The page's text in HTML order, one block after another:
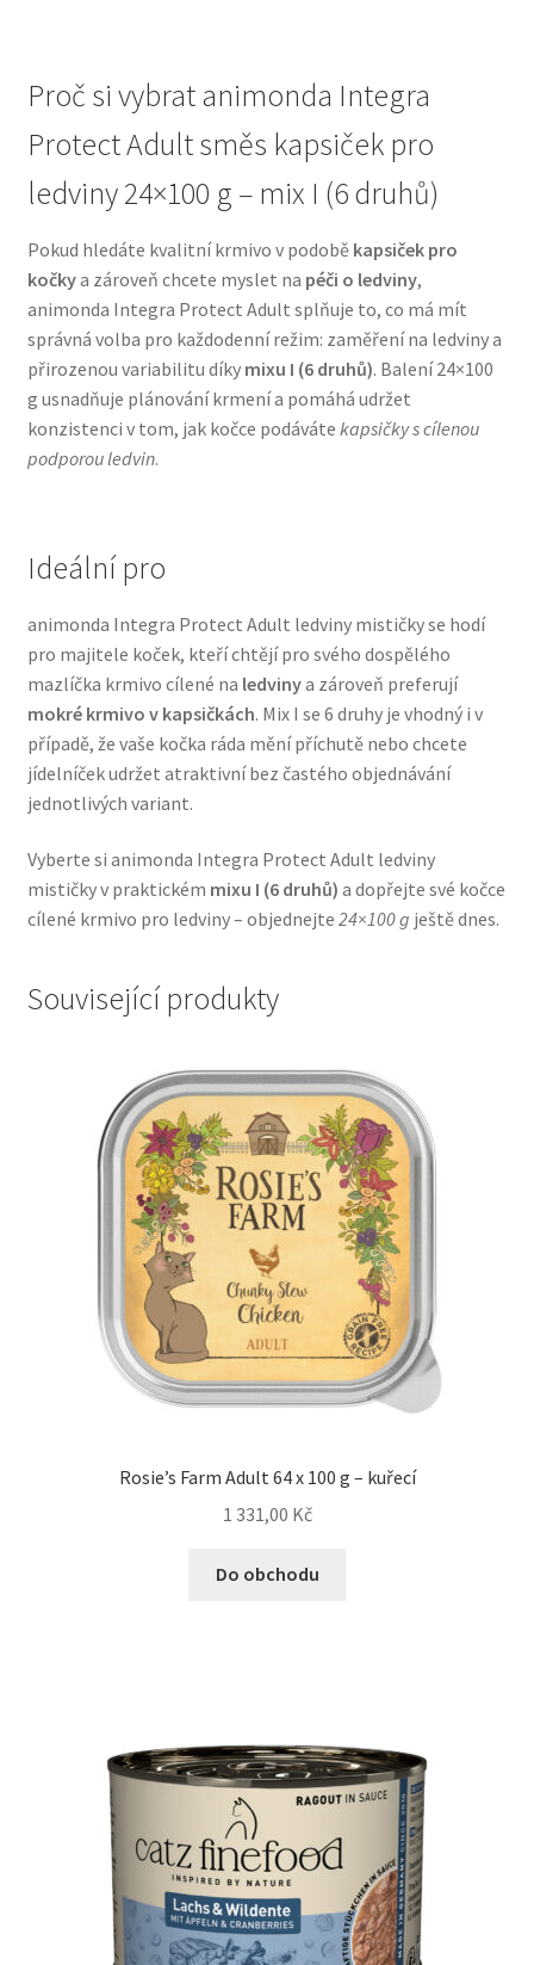
Ortopedické pelíšky
Přepravky pro psy
Purizon pro psy — Vysoký obsah masa, bez obilovin
Royal Canin pro psy
Veterinární dieta pro psy
Vodítka a obojky
Proč si vybrat animonda Integra
Protect Adult směs kapsiček pro
ledviny 24×100 g – mix I (6 druhů)
Pokud hledáte kvalitní krmivo v podobě kapsiček pro
kočkya zároveň chcete myslet na péči o ledviny,
animonda Integra Protect Adult splňuje to, co má mít
správná volba pro každodenní režim: zaměření na ledviny a
přirozenou variabilitu díky mixu I (6 druhů). Balení 24×100
g usnadňuje plánování krmení a pomáhá udržet
konzistenci v tom, jak kočce podáváte kapsičky s cílenou
podporou ledvin.
Ideální pro
animonda Integra Protect Adult ledviny mističky se hodí
pro majitele koček, kteří chtějí pro svého dospělého
mazlíčka krmivo cílené na ledvinya zároveň preferují
mokré krmivo v kapsičkách. Mix I se 6 druhy je vhodný i v
případě, že vaše kočka ráda mění příchutě nebo chcete
jídelníček udržet atraktivní bez častého objednávání
jednotlivých variant.
Vyberte si animonda Integra Protect Adult ledviny
mističky v praktickém mixu I (6 druhů) a dopřejte své kočce
cílené krmivo pro ledviny – objednejte 24×100 g ještě dnes.
Související produkty
Rosie’s Farm Adult 64 x 100 g – kuřecí
1 331,00 Kč
Do obchodu